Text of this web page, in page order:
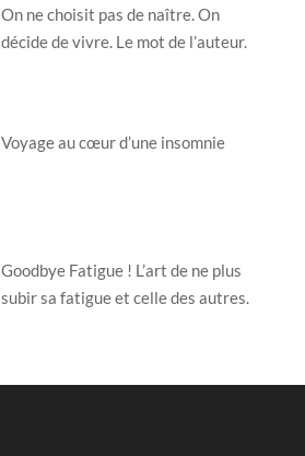
On ne choisit pas de naître. On
décide de vivre. Le mot de l’auteur.
Voyage au cœur d’une insomnie
Goodbye Fatigue ! L’art de ne plus
subir sa fatigue et celle des autres.